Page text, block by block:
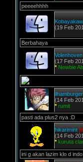
peeeehhhh
(19 Feb
Berbahaya
Volenhoven
(17 Feb
* Newbie
ilhamburger
(14 Feb
* rumit
pasti ada plus2 nya :D
hikarimint
(14 Feb
* kuruta
ini g akan lazim klo d